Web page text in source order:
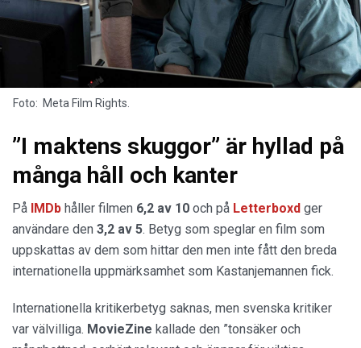
Foto: Meta Film Rights.
”I maktens skuggor” är hyllad på
många håll och kanter
På IMDb håller filmen 6,2 av 10 och på Letterboxd ger
användare den 3,2 av 5. Betyg som speglar en film som
uppskattas av dem som hittar den men inte fått den breda
internationella uppmärksamhet som Kastanjemannen fick.
Internationella kritikerbetyg saknas, men svenska kritiker
var välvilliga. MovieZine kallade den ”tonsäker och